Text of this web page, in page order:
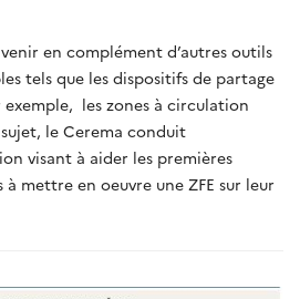
en complément d’autres outils
tels que les dispositifs de partage
les zones à circulation
le Cerema conduit
visant à aider les premières
mettre en oeuvre une ZFE sur leur